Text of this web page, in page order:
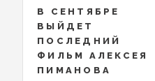
В СЕНТЯБРЕ
ВЫЙДЕТ
ПОСЛЕДНИЙ
ФИЛЬМ АЛЕКСЕЯ
ПИМАНОВА